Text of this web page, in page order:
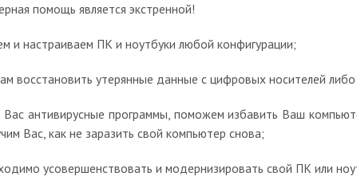
помощь является экстренной!
и настраиваем ПК и ноутбуки любой конфигурации;
восстановить утерянные данные с цифровых носителей либо
Вас антивирусные программы, поможем избавить Ваш
Вас, как не заразить свой компьютер снова;
усовершенствовать и модернизировать свой ПК или